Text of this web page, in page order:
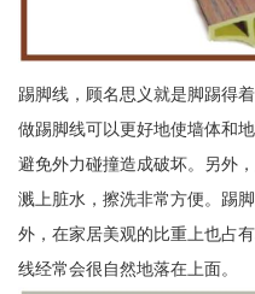
踢脚线，顾名思义就是脚踢得
做踢脚线可以更好地使墙体和
避免外力碰撞造成破坏。另外
溅上脏水，擦洗非常方便。踢
外，在家居美观的比重上也占
线经常会很自然地落在上面。